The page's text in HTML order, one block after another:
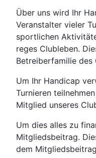
Über uns wird Ihr
Veranstalter vieler
sportlichen
reges Clubleben.
Betreiberfamilie des
Um Ihr Handicap
Turnieren
Mitglied unseres
Um dies alles zu
Mitgliedsbeitrag.
dem